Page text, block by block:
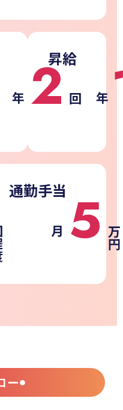
2 回
年
昇給
年
通勤手当 5 万
円
月
ー